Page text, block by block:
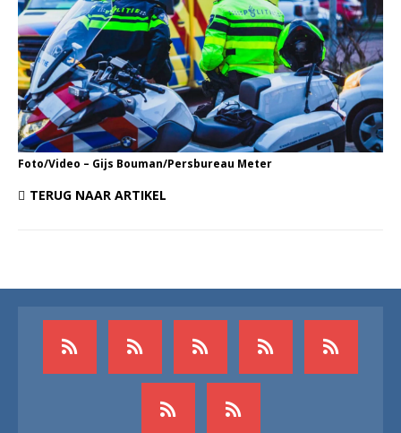
Foto/Video – Gijs Bouman/Persbureau Meter
TERUG NAAR ARTIKEL